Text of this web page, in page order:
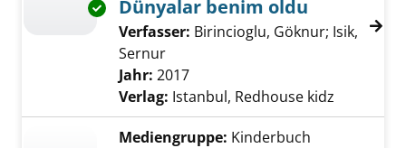
Exemplar-Details von Sobe, ben Penelope! -
Dünyalar benim oldu
Verfasser: Birincioglu, Göknur; Isik,
Sernur
Jahr: 2017
Verlag: Istanbul, Redhouse kidz
Mediengruppe: Kinderbuch